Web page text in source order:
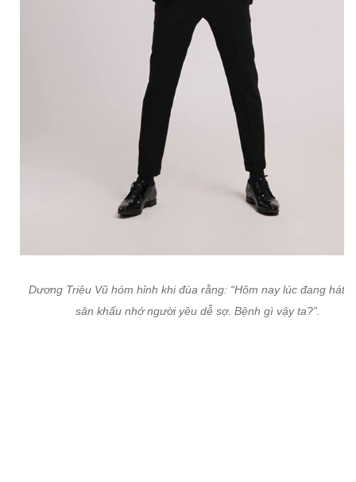
Dương Triệu Vũ hóm hỉnh khi đùa rằng: “Hôm nay lúc đang hát
sân khấu nhớ người yêu dễ sợ. Bệnh gì vậy ta?”.